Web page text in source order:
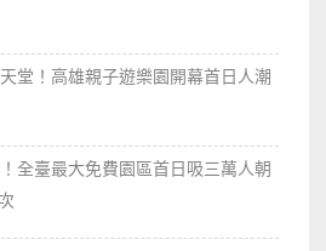
堂！高雄親子遊樂園開幕首日人潮
全臺最大免費園區首日吸三萬人朝